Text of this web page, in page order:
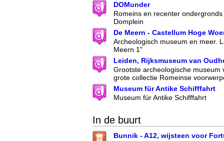
DOMunder
Romeins en recenter
Domplein
De Meern - Castellum Hoge
Archeologisch museum en meer.
Meern 1"
Leiden, Rijksmuseum van
Grootste archeologische museum
grote collectie Romeinse
Museum für Antike Schifffahrt
Museum für Antike Schifffahrt
In de buurt
Bunnik - A12, wijsteen voor